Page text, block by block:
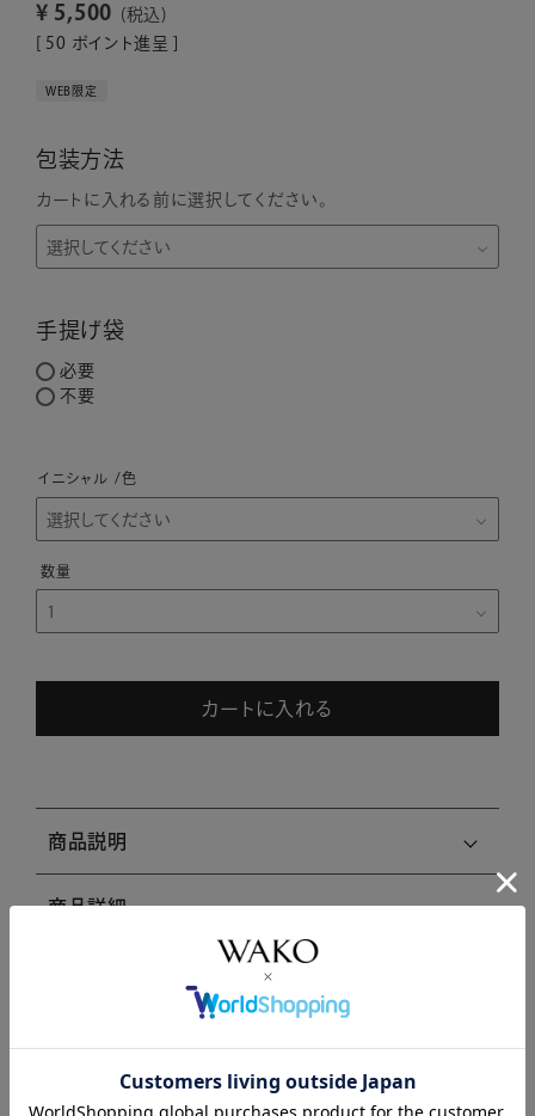
¥ 5,500
税込
50 ポイント進呈 ]
WEB限定
包装方法
カートに入れる前に選択してください。
手提げ袋
必要
不要
イニシャル 色
カートに入れる
商品説明
商品詳細
注意事項・キャンセル・返品
関連商品はこちら